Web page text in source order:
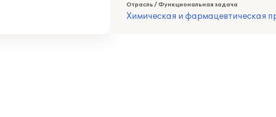
Отрасль / Функциональная задача
Химическая и фармацевтическая